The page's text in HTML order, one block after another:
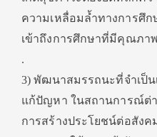
ความเหลื่อมล้ำทางการศึก
เข้าถึงการศึกษาที่มีคุณภา
.
3) พัฒนาสมรรถนะที่จำเป็น
แก้ปัญหา ในสถานการณ์ต่า
การสร้างประโยชน์ต่อสัง